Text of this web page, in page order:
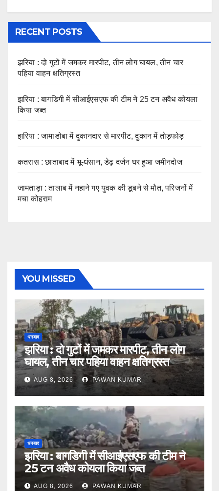
RECENT POSTS
झरिया : दो गुटों में जमकर मारपीट, तीन लोग घायल, तीन चार
पहिया वाहन क्षतिग्रस्त
झरिया : बागडिगी में सीआईएसएफ की टीम ने 25 टन अवैध कोयला
किया जब्त
झरिया : जामाडोबा में दुकानदार से मारपीट, दुकान में तोड़फोड़
कतरास : छाताबाद में भू-धंसान, डेढ़ दर्जन घर हुआ जमीनदोज
जामताड़ा : तालाब में नहाने गए युवक की डूबने से मौत, परिजनों में
मचा कोहराम
YOU MISSED
धनबाद
झरिया : दो गुटों में जमकर मारपीट, तीन लोग
घायल, तीन चार पहिया वाहन क्षतिग्रस्त
AUG 8, 2026 PAWAN KUMAR
धनबाद
झरिया : बागडिगी में सीआईएसएफ की टीम ने
25 टन अवैध कोयला किया जब्त
AUG 8, 2026 PAWAN KUMAR